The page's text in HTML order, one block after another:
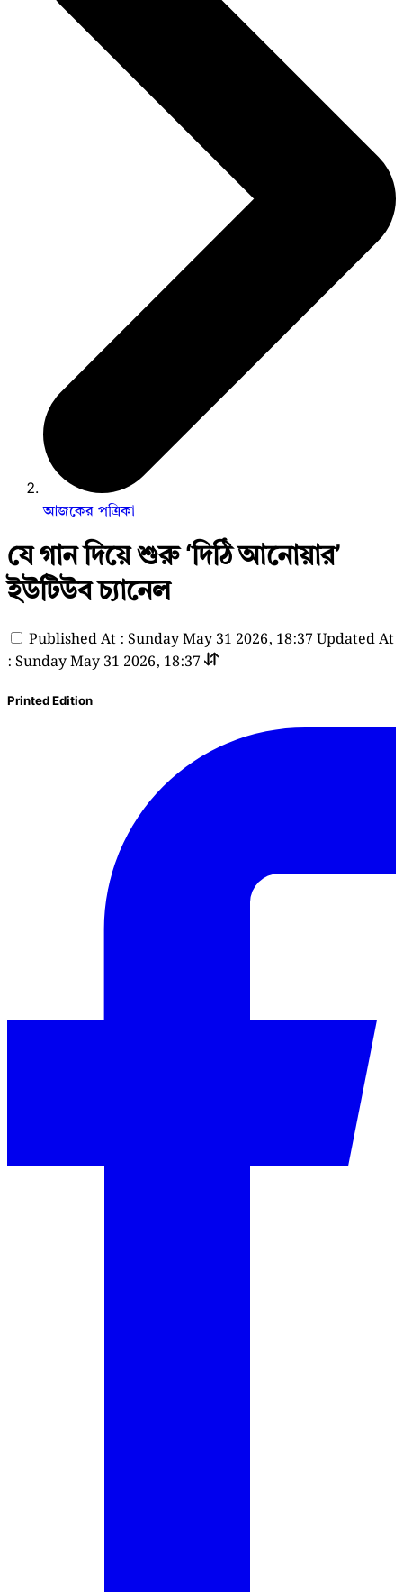
আজকের পত্রিকা
যে গান দিয়ে শুরু ‘দিঠি আনোয়ার’
ইউটিউব চ্যানেল
Published At : Sunday May 31 2026, 18:37 Updated At
: Sunday May 31 2026, 18:37
Printed Edition